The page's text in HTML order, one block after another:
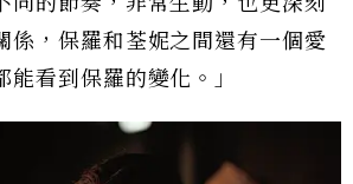
係，保羅和荃妮之間還有一個愛
看到保羅的變化。」